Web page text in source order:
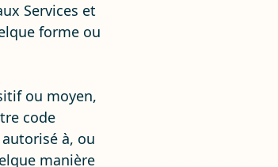
Services et
forme ou
ou moyen,
code
à, ou
manière